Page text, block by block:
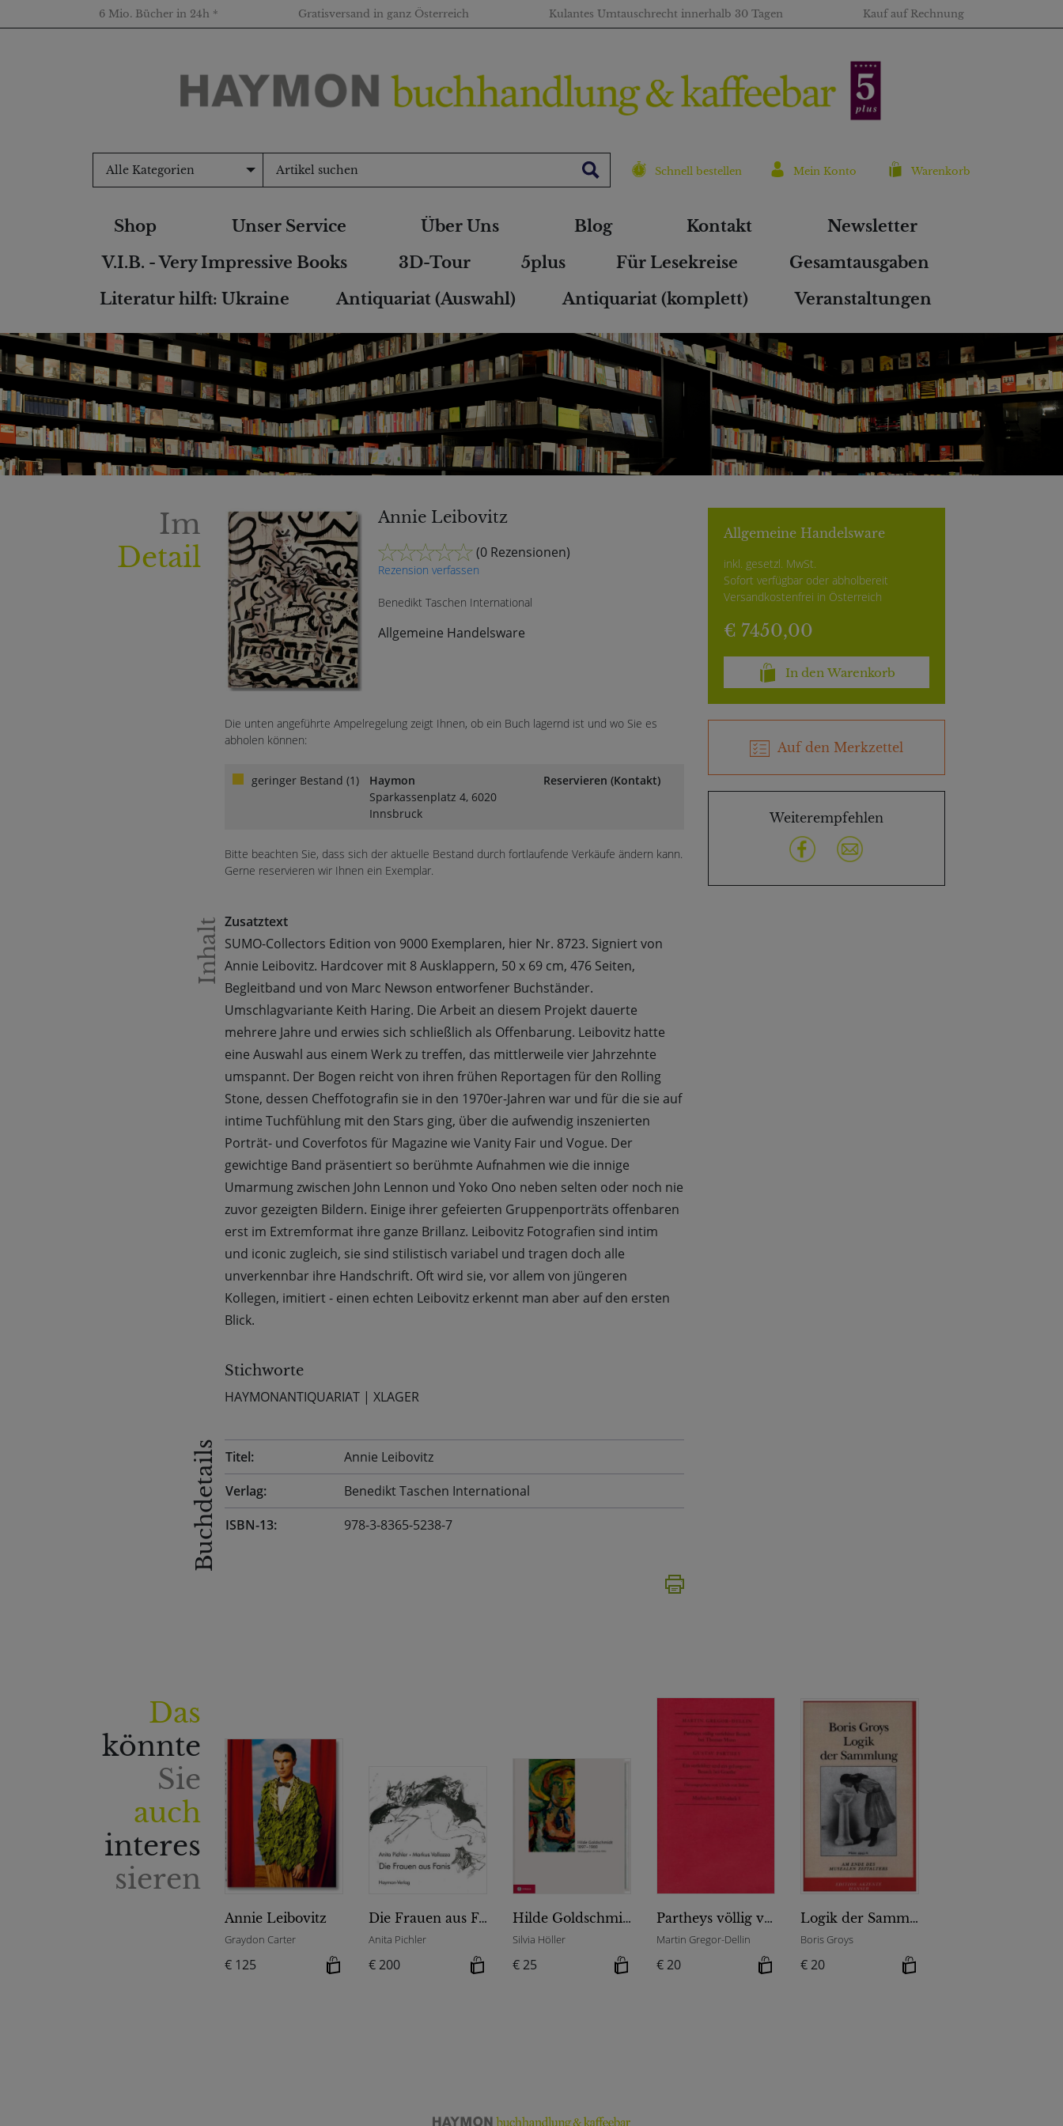
6 Mio. Bücher in 24h * Gratisversand in ganz Österreich Kulantes Umtauschrecht innerhalb 30 Tagen Kauf auf Rechnung
Alle Kategorien Schnell bestellen Mein Konto Warenkorb
Shop Unser Service Über Uns Blog Kontakt
Newsletter
V.I.B. - Very Impressive Books
3D-Tour 5plus Für Lesekreise
Gesamtausgaben
Literatur hilft: Ukraine
Antiquariat (Auswahl) Antiquariat (komplett) Veranstaltungen
Im
Detail
Annie Leibovitz
(0 Rezensionen)
Rezension verfassen
Benedikt Taschen International
Allgemeine Handelsware
Die unten angeführte Ampelregelung zeigt Ihnen, ob ein Buch lagernd ist und wo Sie es
abholen können:
geringer Bestand (1)
Haymon
Sparkassenplatz 4, 6020
Innsbruck
Reservieren (Kontakt)
Bitte beachten Sie, dass sich der aktuelle Bestand durch fortlaufende Verkäufe ändern kann.
Gerne reservieren wir Ihnen ein Exemplar.
Inhalt Zusatztext
SUMO-Collectors Edition von 9000 Exemplaren, hier Nr. 8723. Signiert von
Annie Leibovitz. Hardcover mit 8 Ausklappern, 50 x 69 cm, 476 Seiten,
Begleitband und von Marc Newson entworfener Buchständer.
Umschlagvariante Keith Haring. Die Arbeit an diesem Projekt dauerte
mehrere Jahre und erwies sich schließlich als Offenbarung. Leibovitz hatte
eine Auswahl aus einem Werk zu treffen, das mittlerweile vier Jahrzehnte
umspannt. Der Bogen reicht von ihren frühen Reportagen für den Rolling
Stone, dessen Cheffotografin sie in den 1970er-Jahren war und für die sie auf
intime Tuchfühlung mit den Stars ging, über die aufwendig inszenierten
Porträt- und Coverfotos für Magazine wie Vanity Fair und Vogue. Der
gewichtige Band präsentiert so berühmte Aufnahmen wie die innige
Umarmung zwischen John Lennon und Yoko Ono neben selten oder noch nie
zuvor gezeigten Bildern. Einige ihrer gefeierten Gruppenporträts offenbaren
erst im Extremformat ihre ganze Brillanz. Leibovitz Fotografien sind intim
und iconic zugleich, sie sind stilistisch variabel und tragen doch alle
unverkennbar ihre Handschrift. Oft wird sie, vor allem von jüngeren
Kollegen, imitiert - einen echten Leibovitz erkennt man aber auf den ersten
Blick.
Stichworte
HAYMONANTIQUARIAT| XLAGER
Buchdetails Titel:
Annie Leibovitz
Verlag:
Benedikt Taschen International
ISBN-13:
978-3-8365-5238-7
Allgemeine Handelsware
inkl. gesetzl. MwSt.
Sofort verfügbar oder abholbereit
Versandkostenfrei in Österreich
€ 7450,00
In den Warenkorb
Auf den Merkzettel
Weiterempfehlen
Das
könnte
Sie
auch
interes
sieren
Annie Leibovitz
Graydon Carter
€ 125
Die Frauen aus Fanis
Anita Pichler
€ 200
Hilde Goldschmidt 1897-1980
Silvia Höller
€ 25
Partheys völlig verfehlter Besuch bei Thomas Mann. Ein verfehlter und ein gelungener Besuch bei Goethe
Martin Gregor-Dellin
€ 20
Logik der Sammlung
Boris Groys
€ 20